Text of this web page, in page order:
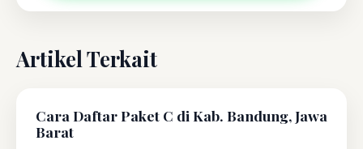
Artikel Terkait
Cara Daftar Paket C di Kab. Bandung, Jawa
Barat